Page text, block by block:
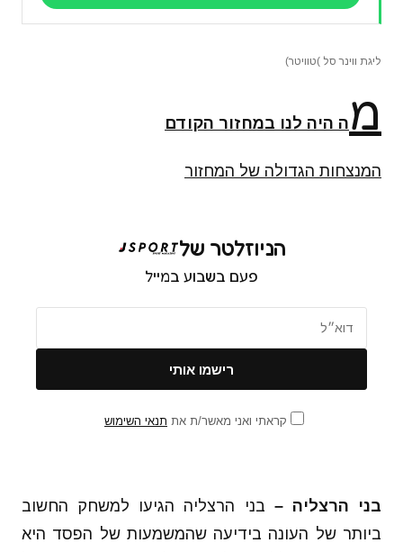
ליגת ווינר סל )טוויטר)
מ ה היה לנו במחזור הקודם
המנצחות הגדולה של המחזור
הניוזלטר של
פעם בשבוע במייל
קראתי ואני מאשר/ת את תנאי השימוש
בני הרצליה – בני הרצליה הגיעו למשחק החשוב
ביותר של העונה בידיעה שהמשמעות של הפסד היא